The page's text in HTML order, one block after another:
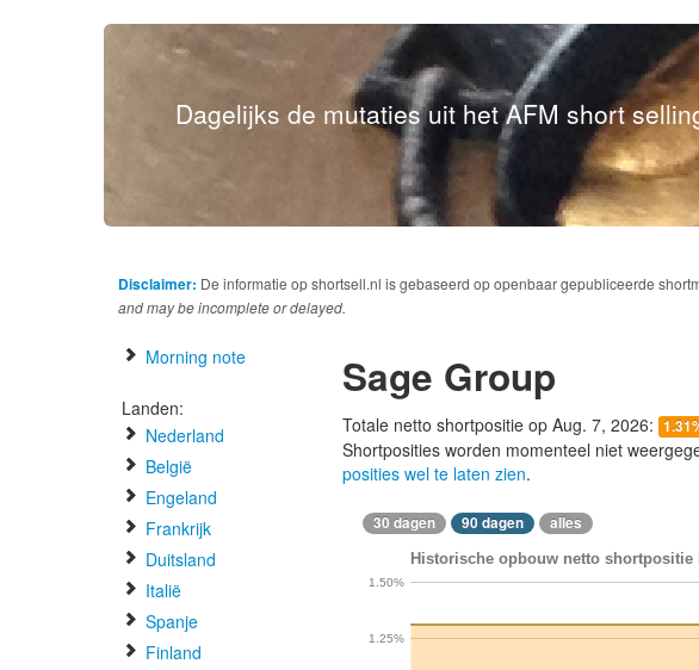
Dagelijks de mutaties uit het AFM short
Disclaimer: De informatie op shortsell.nl is gebaseerd op openbaar gepubliceerde
and may be incomplete or delayed.
Morning note
Landen:
Nederland
België
Engeland
Frankrijk
Duitsland
Italië
Spanje
Finland
Sage Group
Totale netto shortpositie op Aug. 7, 2026:
Shortposities worden momenteel niet
posities wel te laten zien.
30 dagen 90 dagen alles
Historische opbouw netto shortpositie
1.25%
1.50%